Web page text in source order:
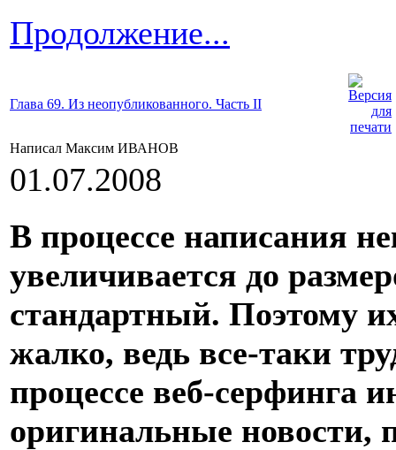
Продолжение...
Глава 69. Из неопубликованного. Часть II
Написал Максим ИВАНОВ
01.07.2008
В процессе написания
увеличивается до
стандартный. Поэтому
жалко, ведь все-таки
процессе веб-серфинга
оригинальные новости,